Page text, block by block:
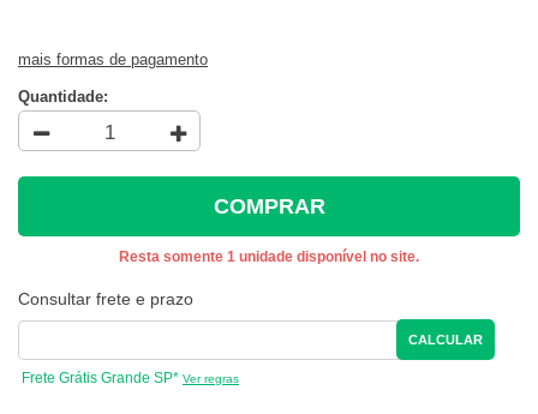
mais formas de pagamento
Quantidade:
COMPRAR
Resta somente 1 unidade disponível no site.
Consultar frete e prazo
CALCULAR
Frete Grátis Grande SP* Ver regras